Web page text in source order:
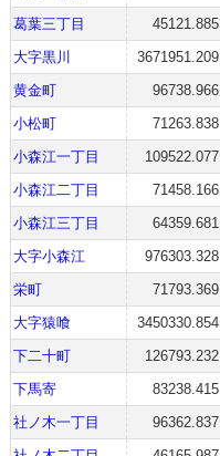
葛葉三丁目
45121.885
大字黒川
3671951.209
黄金町
96738.966
小松町
71263.838
小森江一丁目
109522.077
小森江二丁目
71458.166
小森江三丁目
64359.681
大字小森江
976303.328
栄町
71793.369
大字猿喰
3450330.854
下二十町
126793.232
下馬寄
83238.415
社ノ木一丁目
96362.837